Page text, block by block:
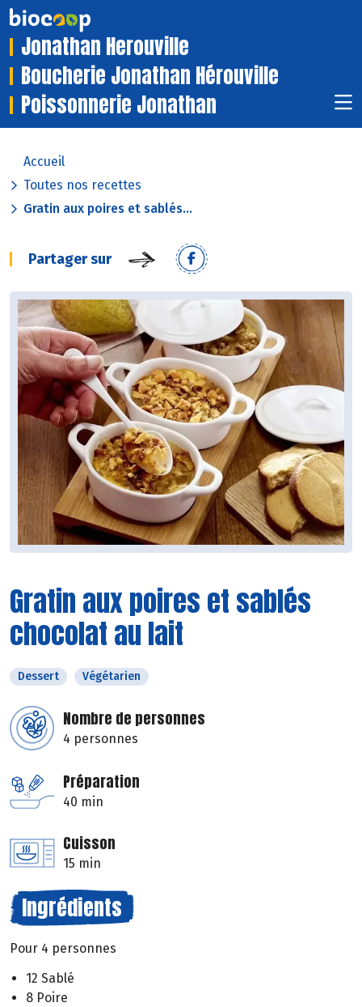
Jonathan Herouville
Boucherie Jonathan Hérouville
Poissonnerie Jonathan
Accueil
Toutes nos recettes
Gratin aux poires et sablés...
Partager sur
Gratin aux poires et sablés
chocolat au lait
Dessert Végétarien
Nombre de personnes
4 personnes
Préparation
40 min
Cuisson
15 min
Ingrédients
Pour 4 personnes
12 Sablé
8 Poire